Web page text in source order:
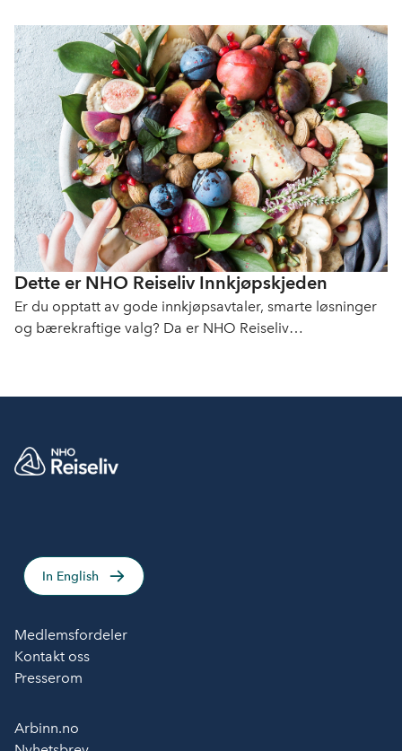
interessene til norsk reiseliv.
Dette er NHO Reiseliv Innkjøpskjeden
Er du opptatt av gode innkjøpsavtaler, smarte løsninger
og bærekraftige valg? Da er NHO Reiseliv
In English
Medlemsfordeler
Kontakt oss
Presserom
Arbinn.no